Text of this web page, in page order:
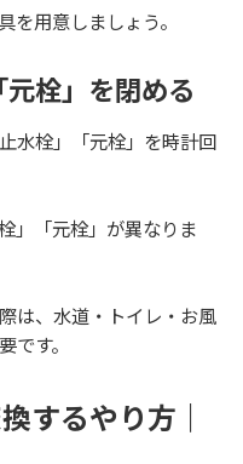
を用意しましょう。
栓」を閉める
水栓」「元栓」を時計回
」「元栓」が異なりま
は、水道・トイレ・お風
です。
するやり方｜